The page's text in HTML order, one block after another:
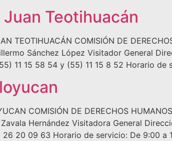
Juan Teotihuacán
TEOTIHUACÁN COMISIÓN DE
Sánchez López Visitador General
11 15 58 54 y (55) 11 15 8 52 Horario
COMISIÓN DE DERECHOS
Zavala Hernández Visitadora General
26 20 09 63 Horario de servicio: De 9:00 a